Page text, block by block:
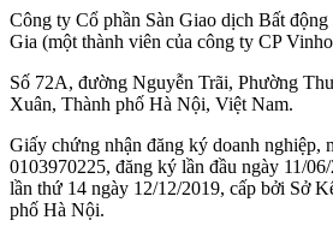
Công ty Cổ phần Sàn Giao dịch Bất
Gia (một thành viên của công ty CP
Số 72A, đường Nguyễn Trãi, Phường
Xuân, Thành phố Hà Nội, Việt Nam.
Giấy chứng nhận đăng ký doanh nghiệp,
0103970225, đăng ký lần đầu ngày 11/
lần thứ 14 ngày 12/12/2019, cấp bởi Sở
phố Hà Nội.